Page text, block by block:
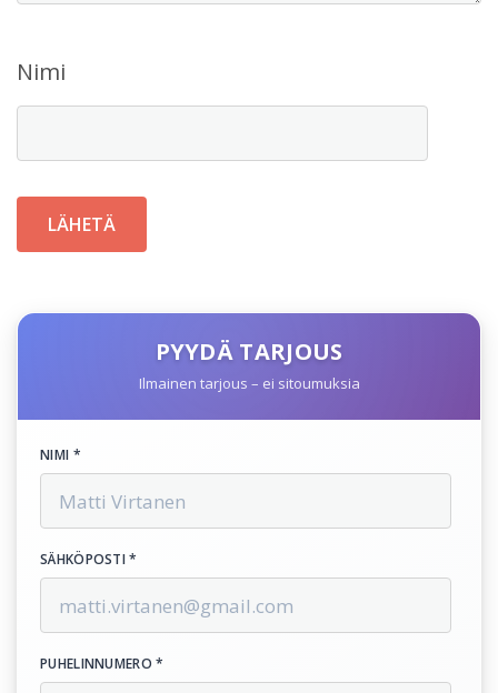
Nimi
PYYDÄ TARJOUS
Ilmainen tarjous – ei sitoumuksia
NIMI *
SÄHKÖPOSTI *
PUHELINNUMERO *